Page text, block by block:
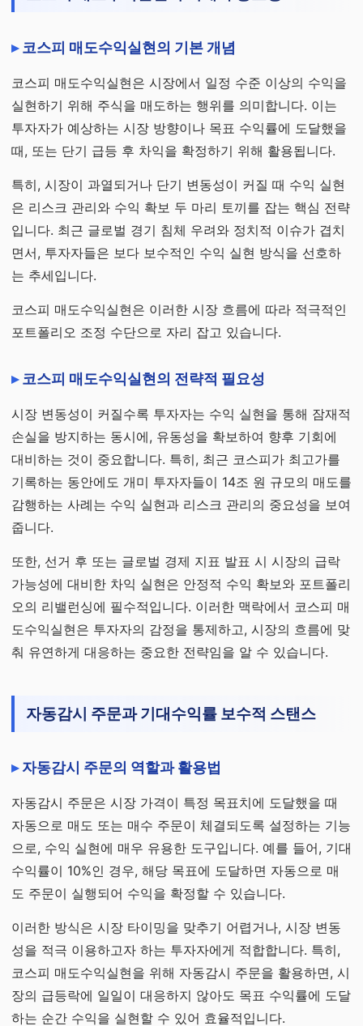
코스피 매도수익실현의 기본 개념
코스피 매도수익실현은 시장에서 일정 수준 이상의 수익을
실현하기 위해 주식을 매도하는 행위를 의미합니다. 이는
투자자가 예상하는 시장 방향이나 목표 수익률에 도달했을
때, 또는 단기 급등 후 차익을 확정하기 위해 활용됩니다.
특히, 시장이 과열되거나 단기 변동성이 커질 때 수익 실현
은 리스크 관리와 수익 확보 두 마리 토끼를 잡는 핵심 전략
입니다. 최근 글로벌 경기 침체 우려와 정치적 이슈가 겹치
면서, 투자자들은 보다 보수적인 수익 실현 방식을 선호하
는 추세입니다.
코스피 매도수익실현은 이러한 시장 흐름에 따라 적극적인
포트폴리오 조정 수단으로 자리 잡고 있습니다.
코스피 매도수익실현의 전략적 필요성
시장 변동성이 커질수록 투자자는 수익 실현을 통해 잠재적
손실을 방지하는 동시에, 유동성을 확보하여 향후 기회에
대비하는 것이 중요합니다. 특히, 최근 코스피가 최고가를
기록하는 동안에도 개미 투자자들이 14조 원 규모의 매도를
감행하는 사례는 수익 실현과 리스크 관리의 중요성을 보여
줍니다.
또한, 선거 후 또는 글로벌 경제 지표 발표 시 시장의 급락
가능성에 대비한 차익 실현은 안정적 수익 확보와 포트폴리
오의 리밸런싱에 필수적입니다. 이러한 맥락에서 코스피 매
도수익실현은 투자자의 감정을 통제하고, 시장의 흐름에 맞
춰 유연하게 대응하는 중요한 전략임을 알 수 있습니다.
자동감시 주문과 기대수익률 보수적 스탠스
자동감시 주문의 역할과 활용법
자동감시 주문은 시장 가격이 특정 목표치에 도달했을 때
자동으로 매도 또는 매수 주문이 체결되도록 설정하는 기능
으로, 수익 실현에 매우 유용한 도구입니다. 예를 들어, 기대
수익률이 10%인 경우, 해당 목표에 도달하면 자동으로 매
도 주문이 실행되어 수익을 확정할 수 있습니다.
이러한 방식은 시장 타이밍을 맞추기 어렵거나, 시장 변동
성을 적극 이용하고자 하는 투자자에게 적합합니다. 특히,
코스피 매도수익실현을 위해 자동감시 주문을 활용하면, 시
장의 급등락에 일일이 대응하지 않아도 목표 수익률에 도달
하는 순간 수익을 실현할 수 있어 효율적입니다.